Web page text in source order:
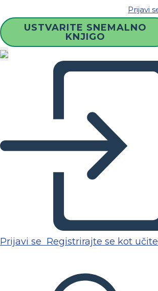
Prijavi
USTVARITE SNEMALNO
KNJIGO
Prijavi se Registrirajte se kot